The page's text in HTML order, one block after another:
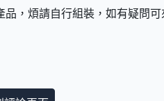
品，煩請自行組裝，如有疑問